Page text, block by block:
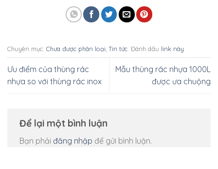
Chuyên mục: Chưa được phân loại Tin tức . Đánh dấu link này
Ưu điểm của thùng rác
nhựa so với thùng rác inox
Mẫu thùng rác nhựa 1000L
được ưa chuộng
Để lại một bình luận
Bạn phải đăng nhập để gửi bình luận.